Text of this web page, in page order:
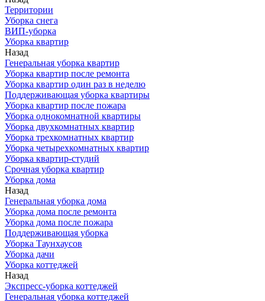
Территории
Уборка снега
ВИП-уборка
Уборка квартир
Назад
Генеральная уборка квартир
Уборка квартир после ремонта
Уборка квартир один раз в неделю
Поддерживающая уборка квартиры
Уборка квартир после пожара
Уборка однокомнатной квартиры
Уборка двухкомнатных квартир
Уборка трехкомнатных квартир
Уборка четырехкомнатных квартир
Уборка квартир-студий
Срочная уборка квартир
Уборка дома
Назад
Генеральная уборка дома
Уборка дома после ремонта
Уборка дома после пожара
Поддерживающая уборка
Уборка Таунхаусов
Уборка дачи
Уборка коттеджей
Назад
Экспресс-уборка коттеджей
Генеральная уборка коттеджей